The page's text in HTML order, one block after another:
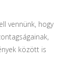
vennünk, hogy
között is